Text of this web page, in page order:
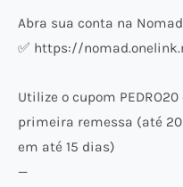
Abra sua conta na
✅ https://
Utilize o cupom
primeira remessa (até 20
em até 15 dias)
—